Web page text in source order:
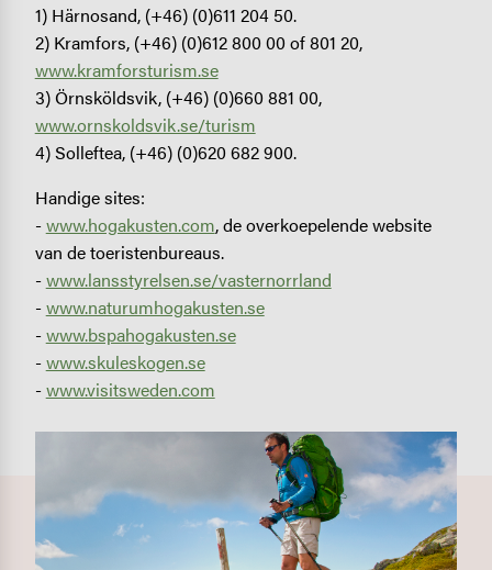
1) Härnosand, (+46) (0)611 204 50.
2) Kramfors, (+46) (0)612 800 00 of 801 20,
www.kramforsturism.se
3) Örnsköldsvik, (+46) (0)660 881 00,
www.ornskoldsvik.se/turism
4) Solleftea, (+46) (0)620 682 900.
Handige sites:
-www.hogakusten.com, de overkoepelende website
van de toeristenbureaus.
-www.lansstyrelsen.se/vasternorrland
-www.naturumhogakusten.se
-www.bspahogakusten.se
-www.skuleskogen.se
-www.visitsweden.com